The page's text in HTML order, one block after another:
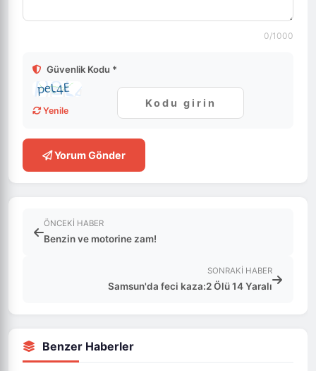
0/1000
Güvenlik Kodu *
Yenile
Yorum Gönder
ÖNCEKI HABER
Benzin ve motorine zam!
SONRAKI HABER
Samsun'da feci kaza:2 Ölü 14 Yaralı
Benzer Haberler